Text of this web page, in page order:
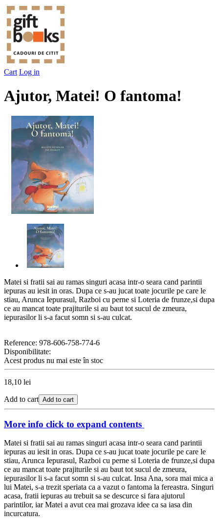
Cart Log in
Ajutor, Matei! O fantoma!
Matei si fratii sai au ramas singuri acasa intr-o seara cand parintii
iepuras au iesit in oras. Dupa ce s-au jucat toate jocurile pe care le
stiau, Arunca Iepurasul, Razboi cu perne si Loteria de frunze,si dupa
ce au mancat toate prajiturile si au baut tot sucul de zmeura,
iepurasilor li s-a facut somn si s-au culcat.
Reference: 978-606-758-774-6
Disponibilitate:
Acest produs nu mai este în stoc
18,10 lei
Add to cart Add to cart
More info click to expand contents
Matei si fratii sai au ramas singuri acasa intr-o seara cand parintii
iepuras au iesit in oras. Dupa ce s-au jucat toate jocurile pe care le
stiau, Arunca Iepurasul, Razboi cu perne si Loteria de frunze,si dupa
ce au mancat toate prajiturile si au baut tot sucul de zmeura,
iepurasilor li s-a facut somn si s-au culcat. Insa Ana, sora mai mica a
lui Matei, s-a trezit speriata ca a vazut o fantoma la fereastra. Singuri
acasa, fratii iepuras au trebuit sa se descurce si fara ajutorul
parintilor, iar Matei a avut cea mai grozava idee ca sa iasa din
incurcatura.